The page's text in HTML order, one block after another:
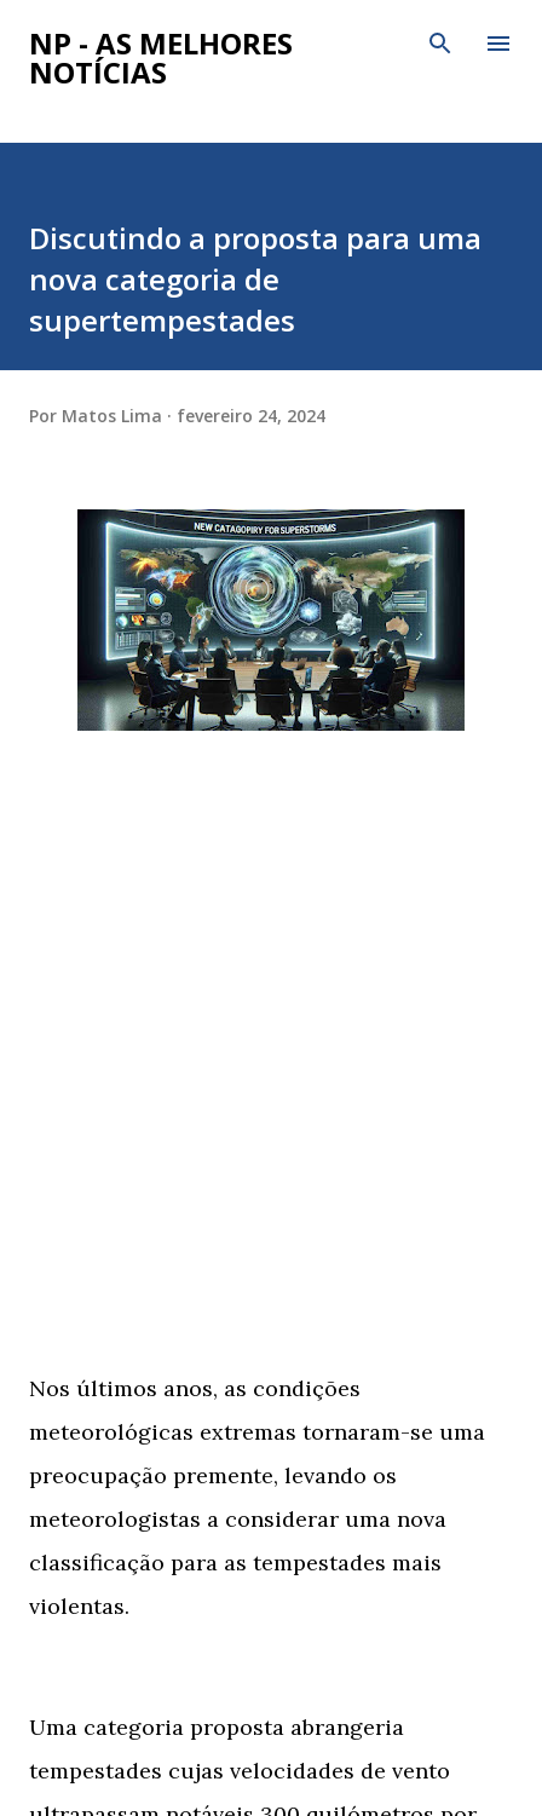
Pular para o conteúdo principal
NP - AS MELHORES
NOTÍCIAS
Discutindo a proposta para uma
nova categoria de
supertempestades
Por Matos Lima fevereiro 24, 2024
Nos últimos anos, as condições
meteorológicas extremas tornaram-se uma
preocupação premente, levando os
meteorologistas a considerar uma nova
classificação para as tempestades mais
violentas.
Uma categoria proposta abrangeria
tempestades cujas velocidades de vento